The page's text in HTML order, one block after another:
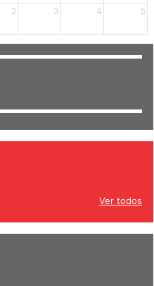
2 3 4 5
Ver todos